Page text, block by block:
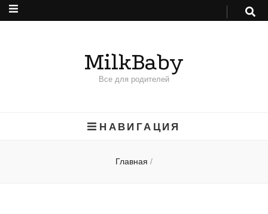
MilkBaby
Все для родителей
НАВИГАЦИЯ
Главная /